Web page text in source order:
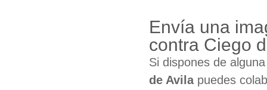
Envía una
contra Ciego
Si dispones de
de Avilapuedes